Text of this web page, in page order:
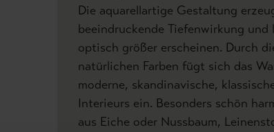
Die aquarellartige Gestaltung
beeindruckende Tiefenwirkung und
optisch größer erscheinen. Durch
natürlichen Farben fügt sich das
moderne, skandinavische,
Interieurs ein. Besonders schön
aus Eiche oder Nussbaum,